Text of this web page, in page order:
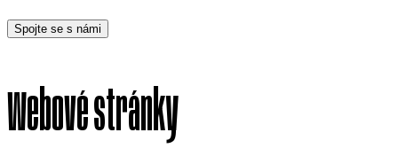
Spojte se s námi
Webové stránky